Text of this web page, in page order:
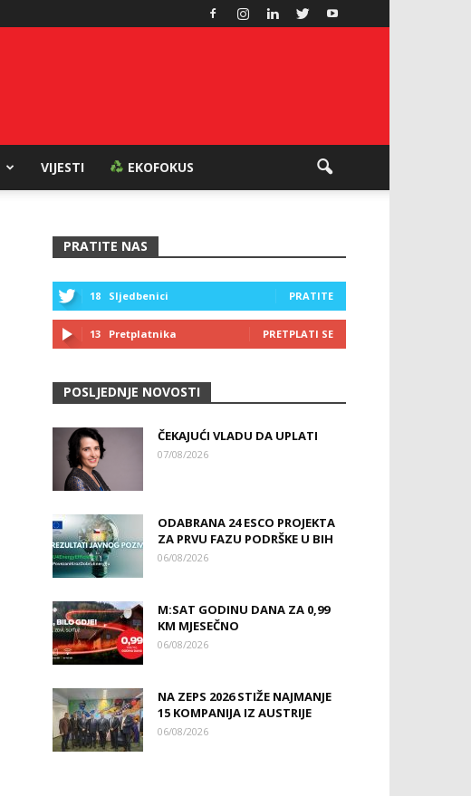
VIJESTI EKOFOKUS
PRATITE NAS
18 Sljedbenici PRATITE
13 Pretplatnika PRETPLATI SE
POSLJEDNJE NOVOSTI
ČEKAJUĆI VLADU DA UPLATI
07/08/2026
ODABRANA 24 ESCO PROJEKTA
ZA PRVU FAZU PODRŠKE U BIH
06/08/2026
M:SAT GODINU DANA ZA 0,99
KM MJESEČNO
06/08/2026
NA ZEPS 2026 STIŽE NAJMANJE
15 KOMPANIJA IZ AUSTRIJE
06/08/2026